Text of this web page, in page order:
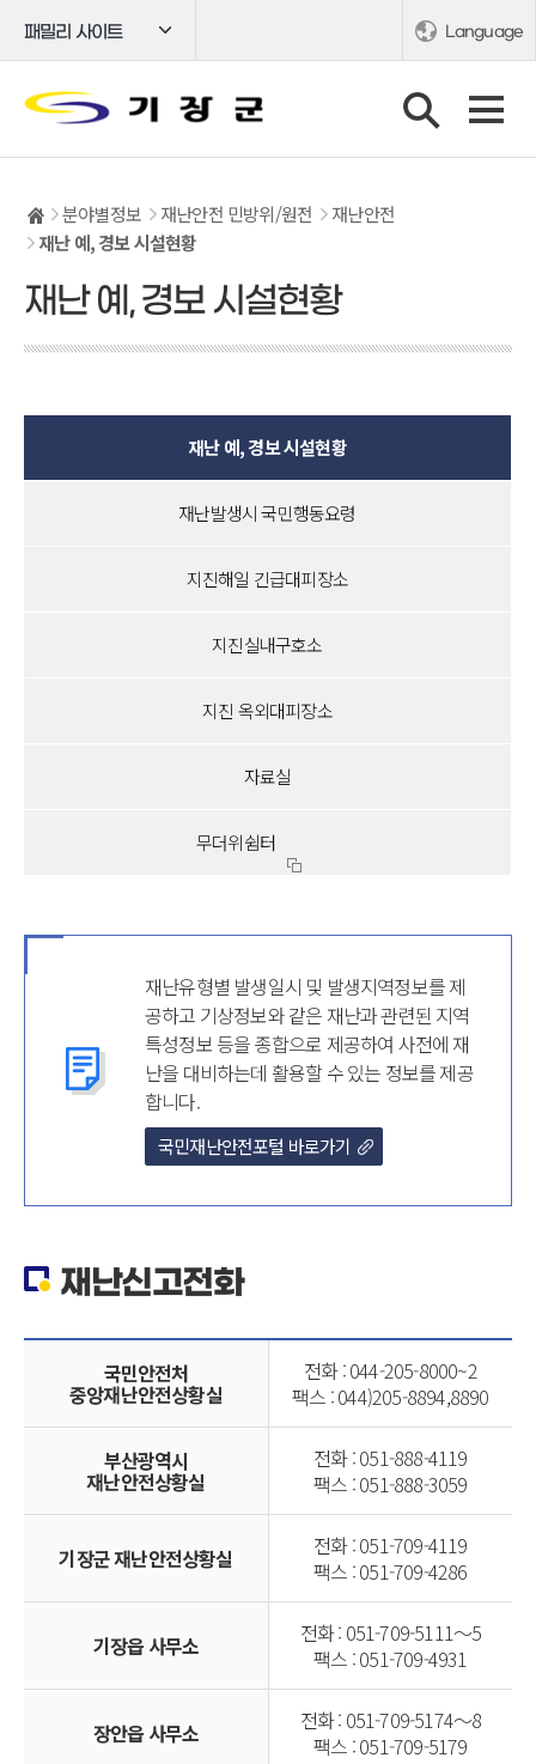
패밀리 사이트 Language
분야별정보 재난안전 민방위/원전
재난안전
재난 예, 경보 시설현황
재난 예, 경보 시설현황
재난 예, 경보 시설현황
재난발생시 국민행동요령
지진해일 긴급대피장소
지진실내구호소
지진 옥외대피장소
자료실
무더위쉼터
재난유형별 발생일시 및 발생지역정보를 제
공하고 기상정보와 같은 재난과 관련된 지역
특성정보 등을 종합으로 제공하여 사전에 재
난을 대비하는데 활용할 수 있는 정보를 제공
합니다.
국민재난안전포털 바로가기
재난신고전화
국민안전처
중앙재난안전상황실
전화 : 044-205-8000~2
팩스 : 044)205-8894,8890
부산광역시
재난안전상황실
전화 : 051-888-4119
팩스 : 051-888-3059
기장군 재난안전상황실
전화 : 051-709-4119
팩스 : 051-709-4286
기장읍 사무소
전화 : 051-709-5111～5
팩스 : 051-709-4931
장안읍 사무소
전화 : 051-709-5174～8
팩스 : 051-709-5179